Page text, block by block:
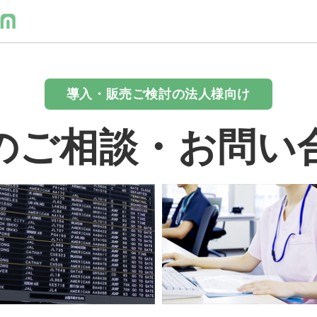
導入・販売ご検討の法人様向け
ご相談・お問い